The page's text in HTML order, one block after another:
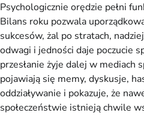
Psychologicznie orędzie pełni
Bilans roku pozwala
sukcesów, żal po stratach,
odwagi i jedności daje poczucie
przesłanie żyje dalej w mediach
pojawiają się memy, dyskusje,
oddziaływanie i pokazuje, że
społeczeństwie istnieją chwile